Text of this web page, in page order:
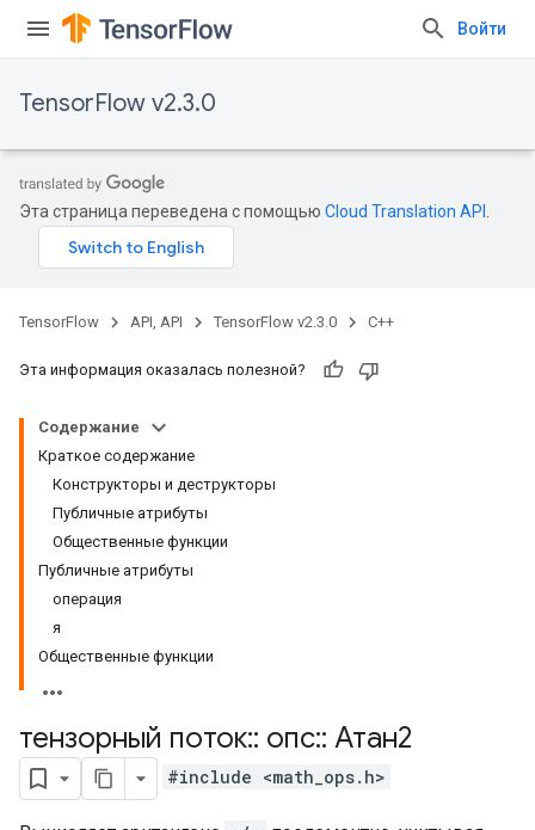
Войти
TensorFlow v2.3.0
Эта страница переведена с помощью Cloud Translation API
TensorFlow API, API TensorFlow v2.3.0 C++
Эта информация оказалась полезной?
Содержание
Краткое содержание
Конструкторы и деструкторы
Публичные атрибуты
Общественные функции
Публичные атрибуты
операция
я
Общественные функции
тензорный поток:: опс:: Атан2
#include <math_ops.h>